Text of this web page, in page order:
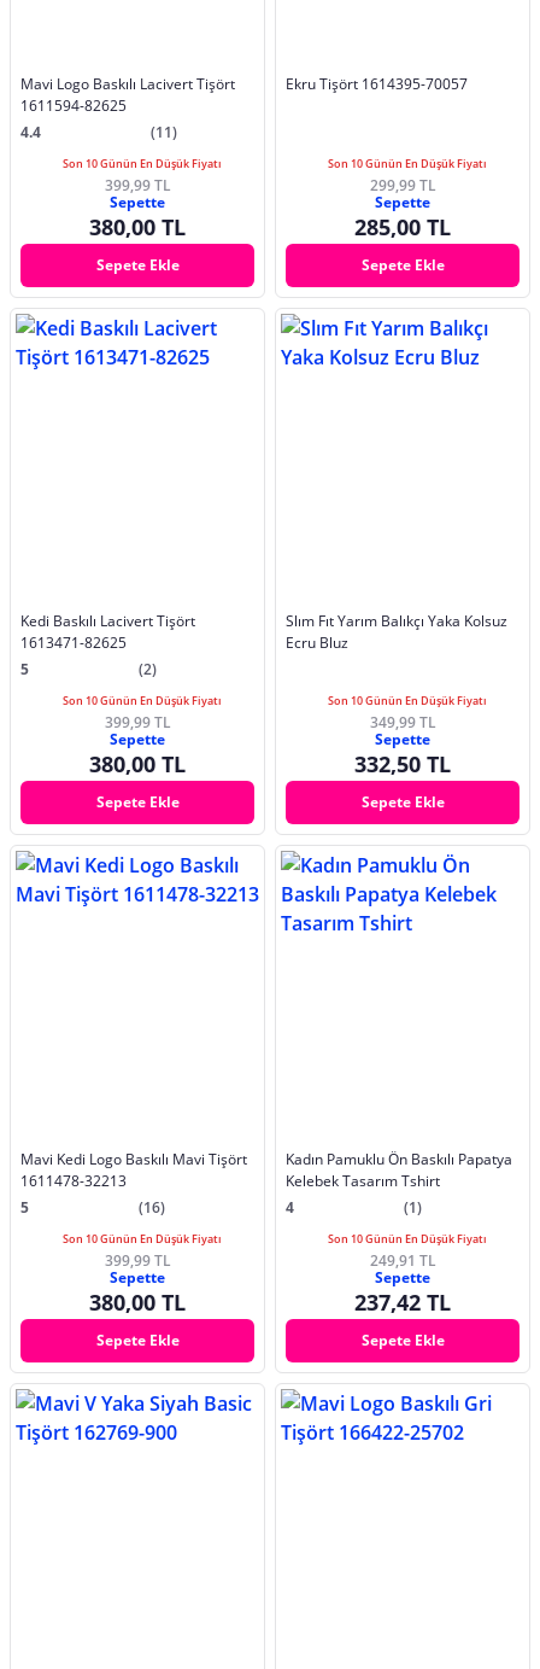
Mavi Logo Baskılı Lacivert Tişört
1611594-82625
4.4
(11)
Son 10 Günün En Düşük Fiyatı
399,99 TL
Sepette
380,00 TL
Sepete Ekle
Ekru Tişört 1614395-70057
Son 10 Günün En Düşük Fiyatı
299,99 TL
Sepette
285,00 TL
Sepete Ekle
Kedi Baskılı Lacivert Tişört
1613471-82625
5
(2)
Son 10 Günün En Düşük Fiyatı
399,99 TL
Sepette
380,00 TL
Sepete Ekle
Slım Fıt Yarım Balıkçı Yaka Kolsuz
Ecru Bluz
Son 10 Günün En Düşük Fiyatı
349,99 TL
Sepette
332,50 TL
Sepete Ekle
Mavi Kedi Logo Baskılı Mavi Tişört
1611478-32213
5
(16)
Son 10 Günün En Düşük Fiyatı
399,99 TL
Sepette
380,00 TL
Sepete Ekle
Kadın Pamuklu Ön Baskılı Papatya
Kelebek Tasarım Tshirt
4
(1)
Son 10 Günün En Düşük Fiyatı
249,91 TL
Sepette
237,42 TL
Sepete Ekle